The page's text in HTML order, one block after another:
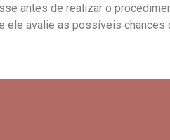
antes de realizar o
ele avalie as possíveis